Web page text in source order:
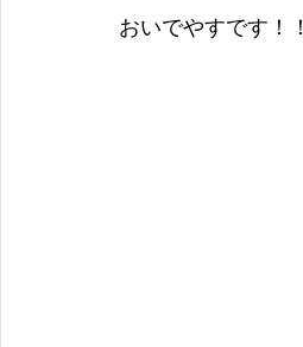
おいでやすです！！